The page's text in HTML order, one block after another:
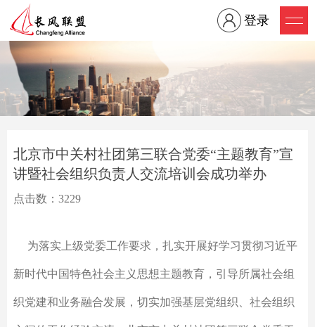
登录
北京市中关村社团第三联合党委“主题教育”宣
讲暨社会组织负责人交流培训会成功举办
点击数：3229
为落实上级党委工作要求，扎实开展好学习贯彻习近平
新时代中国特色社会主义思想主题教育，引导所属社会组
织党建和业务融合发展，切实加强基层党组织、社会组织